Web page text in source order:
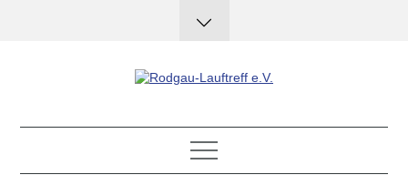
Rodgau-Lauftreff e.V.